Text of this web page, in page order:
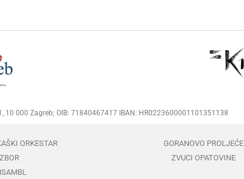
000 Zagreb; OIB: 71840467417 IBAN: HR0223600001101351138
ORKESTAR
GORANOVO PROLJEĆE
ZVUCI OPATOVINE